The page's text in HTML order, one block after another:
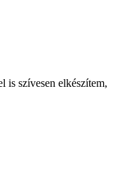
is szívesen elkészítem,